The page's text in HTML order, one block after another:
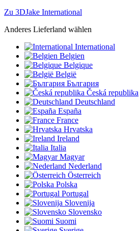
Zu 3DJake International
Anderes Lieferland wählen
International
Belgien
Belgique
België
България
Česká republika
Deutschland
España
France
Hrvatska
Ireland
Italia
Magyar
Nederland
Österreich
Polska
Portugal
Slovenija
Slovensko
Suomi